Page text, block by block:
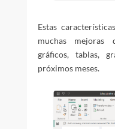
Estas
muchas mejoras
gráficos, tablas,
próximos meses.